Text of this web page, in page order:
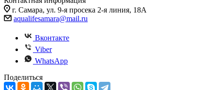
г. Самара, ул. 9-я просека 2-я линия, 18А
aqualifesamara@mail.ru
Вконтакте
Viber
WhatsApp
Поделиться